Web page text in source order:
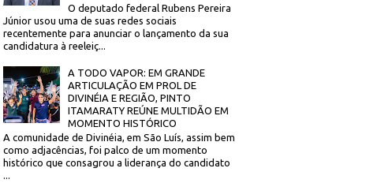
O deputado federal Rubens Pereira
Júnior usou uma de suas redes sociais
recentemente para anunciar o lançamento da sua
candidatura à reeleiç...
A TODO VAPOR: EM GRANDE
ARTICULAÇÃO EM PROL DE
DIVINÉIA E REGIÃO, PINTO
ITAMARATY REÚNE MULTIDÃO EM
MOMENTO HISTÓRICO
A comunidade de Divinéia, em São Luís, assim bem
como adjacências, foi palco de um momento
histórico que consagrou a liderança do candidato
...